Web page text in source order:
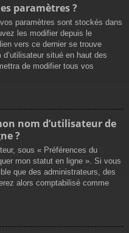
paramètres ?
paramètres sont stockés dans
les modifier depuis le
vers ce dernier se trouve
situé en haut des
de modifier tous vos
nom d’utilisateur de
?
sous « Préférences du
mon statut en ligne ». Si vous
que des administrateurs, des
alors comptabilisé comme